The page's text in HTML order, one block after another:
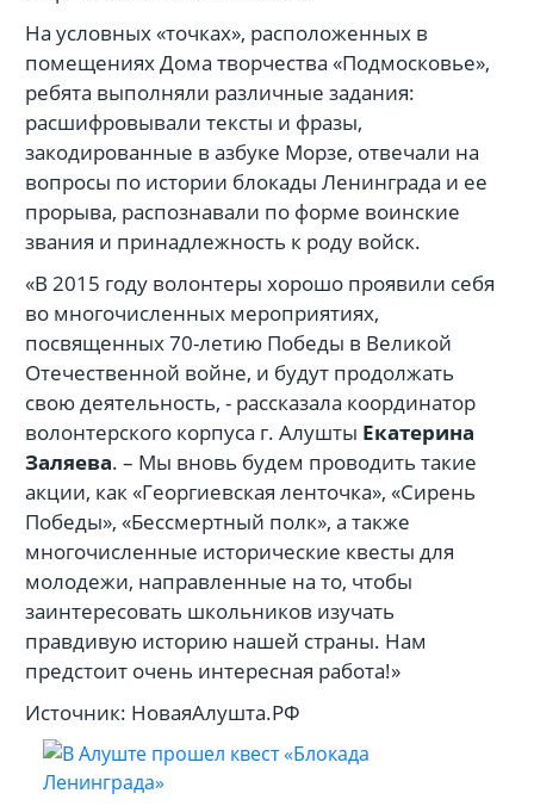
На условных «точках», расположенных в
помещениях Дома творчества «Подмосковье»,
ребята выполняли различные задания:
расшифровывали тексты и фразы,
закодированные в азбуке Морзе, отвечали на
вопросы по истории блокады Ленинграда и ее
прорыва, распознавали по форме воинские
звания и принадлежность к роду войск.
«В 2015 году волонтеры хорошо проявили себя
во многочисленных мероприятиях,
посвященных 70-летию Победы в Великой
Отечественной войне, и будут продолжать
свою деятельность, - рассказала координатор
волонтерского корпуса г. Алушты Екатерина
Заляева. – Мы вновь будем проводить такие
акции, как «Георгиевская ленточка», «Сирень
Победы», «Бессмертный полк», а также
многочисленные исторические квесты для
молодежи, направленные на то, чтобы
заинтересовать школьников изучать
правдивую историю нашей страны. Нам
предстоит очень интересная работа!»
Источник: НоваяАлушта.РФ